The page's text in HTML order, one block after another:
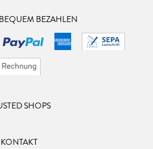
BEZAHLEN
SHOPS
KONTAKT